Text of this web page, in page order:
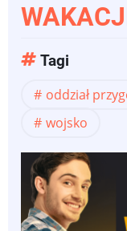
Tagi
oddział
wojsko